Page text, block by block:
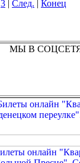
3 След. Конец
МЫ В